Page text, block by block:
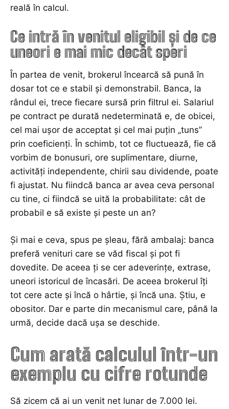
reală în calcul.
Ce intră în venitul eligibil și de ce
uneori e mai mic decât speri
În partea de venit, brokerul încearcă să pună în
dosar tot ce e stabil și demonstrabil. Banca, la
rândul ei, trece fiecare sursă prin filtrul ei. Salariul
pe contract pe durată nedeterminată e, de obicei,
cel mai ușor de acceptat și cel mai puțin „tuns”
prin coeficienți. În schimb, tot ce fluctuează, fie că
vorbim de bonusuri, ore suplimentare, diurne,
activități independente, chirii sau dividende, poate
fi ajustat. Nu fiindcă banca ar avea ceva personal
cu tine, ci fiindcă se uită la probabilitate: cât de
probabil e să existe și peste un an?
Și mai e ceva, spus pe șleau, fără ambalaj: banca
preferă venituri care se văd fiscal și pot fi
dovedite. De aceea ți se cer adeverințe, extrase,
uneori istoricul de încasări. De aceea brokerul îți
tot cere acte și încă o hârtie, și încă una. Știu, e
obositor. Dar e parte din mecanismul care, până la
urmă, decide dacă ușa se deschide.
Cum arată calculul într-un
exemplu cu cifre rotunde
Să zicem că ai un venit net lunar de 7.000 lei.